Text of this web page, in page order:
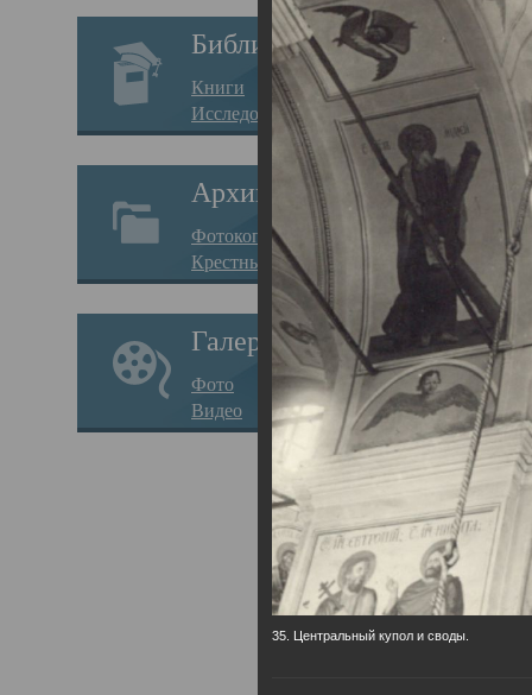
Библиотека
Книги
Исследования
Архив
Фотокопии дел
Крестные ходы
Галерея
Фото
Видео
35. Центральный купол и своды.